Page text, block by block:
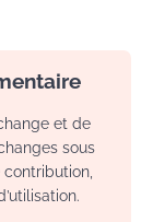
et de
sous